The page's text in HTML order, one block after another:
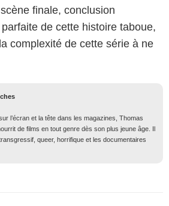
finale, conclusion
de cette histoire taboue,
complexité de cette série à ne
l’écran et la tête dans les magazines, Thomas
de films en tout genre dès son plus jeune âge. Il
queer, horrifique et les documentaires